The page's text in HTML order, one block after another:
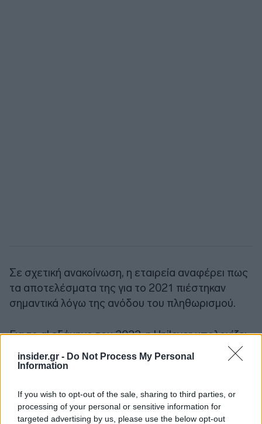
insider.gr - Do Not Process My Personal
Information
If you wish to opt-out of the sale, sharing to third parties, or
processing of your personal or sensitive information for
targeted advertising by us, please use the below opt-out
Σε σχετική ανακοίνωση, η εταιρεία αναφέρει πως
τα αποτελέσματα της για το 2021 πιέστηκαν
σημαντικά λόγω της ανόδου του πληθωρισμού.
Για το α' εξάμηνο του 2022, η Unilever υπολογίζει
σε 2 δισ. ευρώ το κόστος από τις πληθωριστικές
πιέσεις.
Ακολουθήστε τοinsider.gr στο Google Newsκαι μάθετε
πρώτοι όλες τιςειδήσειςαπό την Ελλάδα και τον κόσμο.